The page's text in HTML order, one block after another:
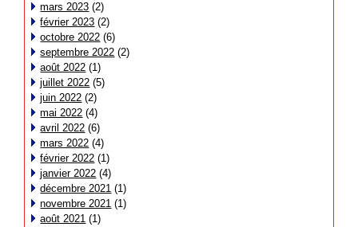
mars 2023 (2)
février 2023 (2)
octobre 2022 (6)
septembre 2022 (2)
août 2022 (1)
juillet 2022 (5)
juin 2022 (2)
mai 2022 (4)
avril 2022 (6)
mars 2022 (4)
février 2022 (1)
janvier 2022 (4)
décembre 2021 (1)
novembre 2021 (1)
août 2021 (1)